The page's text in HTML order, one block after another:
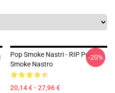
Pop Smoke Nastri - RIP Pop
Smoke Nastro
20,14 € - 27,96 €
-20%